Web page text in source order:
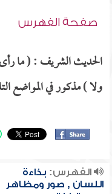
صفحة الفهرس
الحديث الشريف : ( ما
ولا ) مذكور في المواضع
الفهرس: بذاءة
اللسان , صور ومظاهر